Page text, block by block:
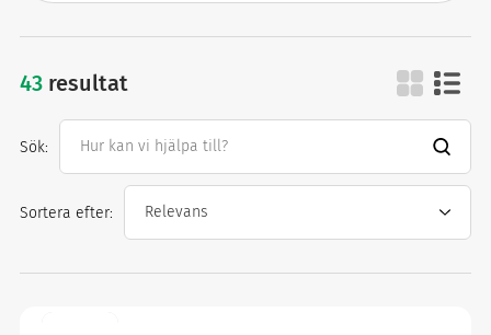
43resultatinfusion therapy
Sortera efter:
Sök: